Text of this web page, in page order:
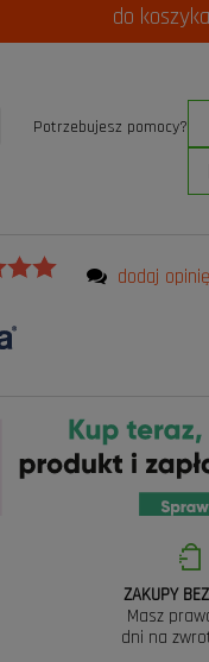
do koszyka
Potrzebujesz pomocy?
dodaj opinię
ZAKUPY
Masz
dni na